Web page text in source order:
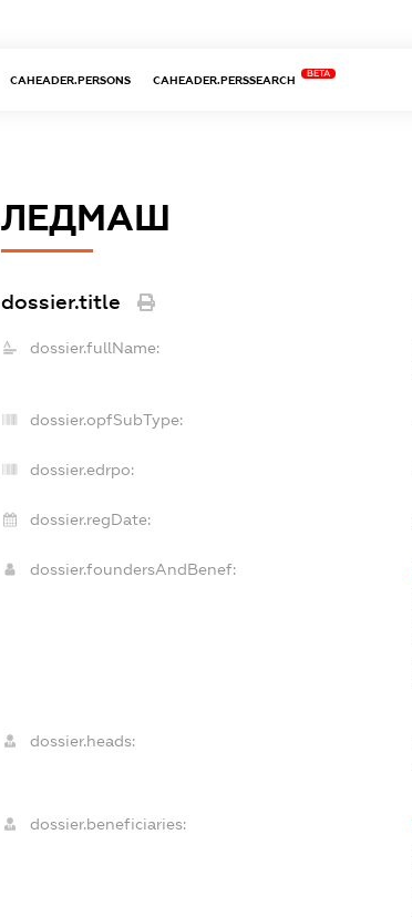
CAHEADER.PERSONS CAHEADER.PERSSEARCH
BETA
ЛЕДМАШ
dossier.title
dossier.fullName:
dossier.opfSubType:
dossier.edrpo:
dossier.regDate:
dossier.foundersAndBenef:
dossier.heads:
dossier.beneficiaries: